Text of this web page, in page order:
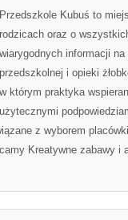
Przedszkole Kubuś to
rodzicach oraz o
wiarygodnych informacji
przedszkolnej i opieki
w którym praktyka
użytecznymi
z wyborem
Kreatywne zabawy i